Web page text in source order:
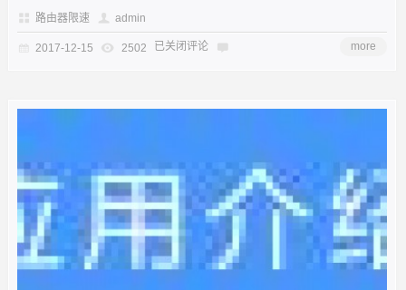
路由器限速 admin
2017-12-15 2502 已关闭评论 more